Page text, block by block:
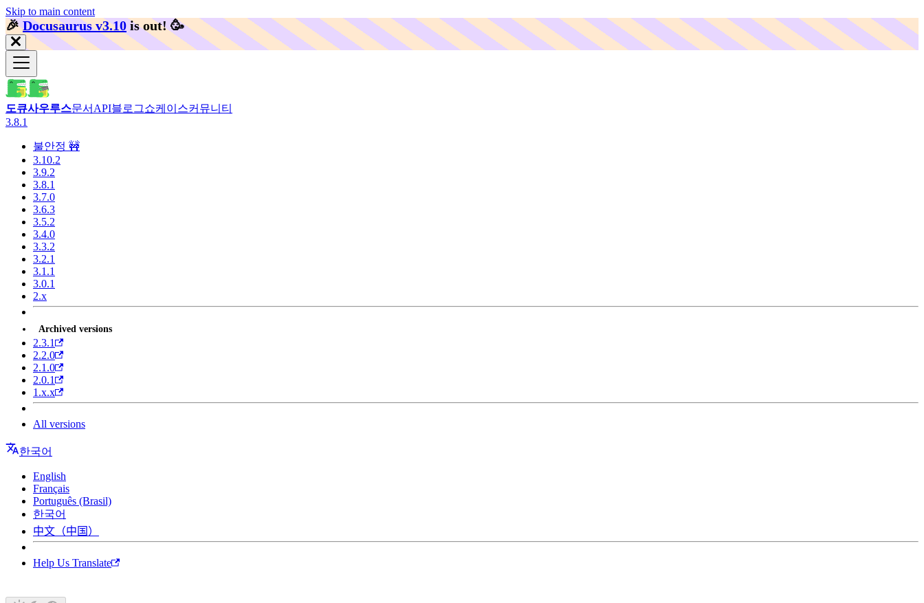
Skip to main content
🎉️Docusaurus v3.10 is out! 🥳️
도큐사우루스문서 API블로그쇼케이스커뮤니티
3.8.1
불안정 🚧
3.10.2
3.9.2
3.8.1
3.7.0
3.6.3
3.5.2
3.4.0
3.3.2
3.2.1
3.1.1
3.0.1
2.x
Archived versions
2.3.1
2.2.0
2.1.0
2.0.1
1.x.x
All versions
한국어
English
Français
Português (Brasil)
한국어
中文（中国）
Help Us Translate